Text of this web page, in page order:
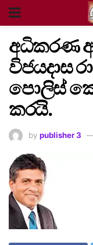
අධිකරණ
විජයදාස
පොලිස්
කරයි.
by publisher 3